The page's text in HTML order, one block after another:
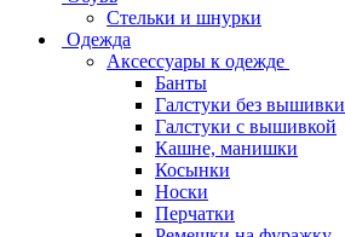
Стельки и шнурки
Одежда
Аксессуары к одежде
Банты
Галстуки без вышивки
Галстуки с вышивкой
Кашне, манишки
Косынки
Носки
Перчатки